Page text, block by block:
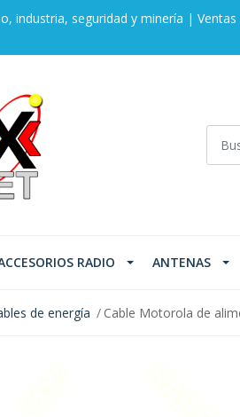
industria, seguridad y minería |
RADIO ANTENAS
de energía Cable Motorola de